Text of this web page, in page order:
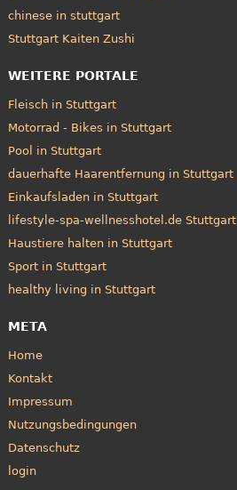
chinese in stuttgart
Stuttgart Kaiten Zushi
WEITERE PORTALE
Fleisch in Stuttgart
Motorrad - Bikes in Stuttgart
Pool in Stuttgart
dauerhafte Haarentfernung in Stuttgart
Einkaufsladen in Stuttgart
lifestyle-spa-wellnesshotel.de Stuttgart
Haustiere halten in Stuttgart
Sport in Stuttgart
healthy living in Stuttgart
META
Home
Kontakt
Impressum
Nutzungsbedingungen
Datenschutz
login